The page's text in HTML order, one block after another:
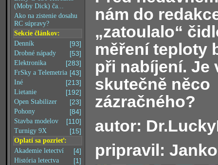
(Moby Dick) ča...
Ako na zistenie dosahu
RC súpravy?
Sekcie článkov:
[93]
Denník
[53]
Drobné nápady
[283]
Elektronika
[43]
FrSky a Telemetria
[213]
Iné
[192]
Lietanie
[23]
Open Stabilizer
[84]
Pohony
[110]
Stavba modelov
[15]
Turnigy 9X
Oplatí sa pozrieť:
[4]
Akademie letectví
[1]
História letectva
nám do
„zatoulalo“
měření teploty
při nabíjení. Je
skutečně něco
zázračného?
autor:
pripravil: